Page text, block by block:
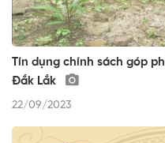
Tín dụng chính sách góp
Đắk Lắk
22/09/2023